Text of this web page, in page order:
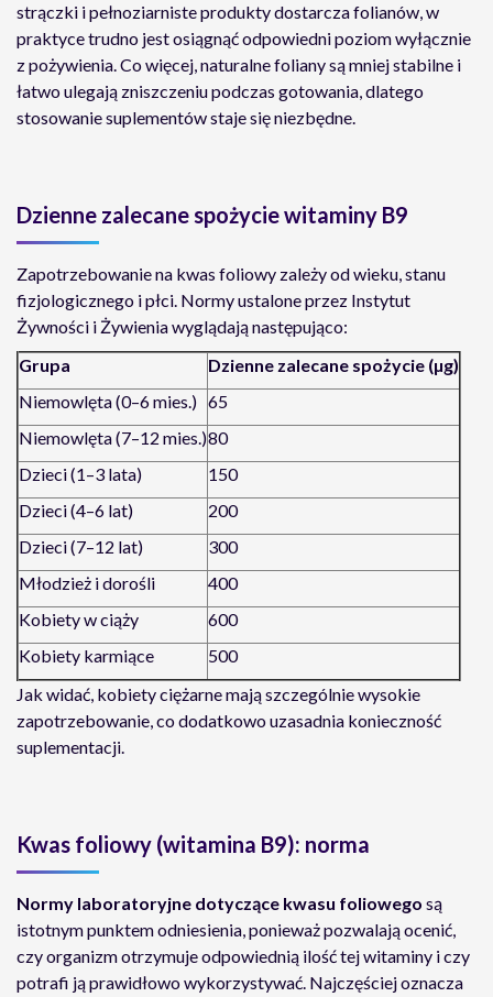
strączki i pełnoziarniste produkty dostarcza folianów, w
praktyce trudno jest osiągnąć odpowiedni poziom wyłącznie
z pożywienia. Co więcej, naturalne foliany są mniej stabilne i
łatwo ulegają zniszczeniu podczas gotowania, dlatego
stosowanie suplementów staje się niezbędne.
Dzienne zalecane spożycie witaminy B9
Zapotrzebowanie na kwas foliowy zależy od wieku, stanu
fizjologicznego i płci. Normy ustalone przez Instytut
Żywności i Żywienia wyglądają następująco:
Grupa
Dzienne zalecane spożycie (µg)
Niemowlęta (0–6 mies.) 65
Niemowlęta (7–12 mies.)80
Dzieci (1–3 lata)
150
Dzieci (4–6 lat)
200
Dzieci (7–12 lat)
300
Młodzież i dorośli
400
Kobiety w ciąży
600
Kobiety karmiące
500
Jak widać, kobiety ciężarne mają szczególnie wysokie
zapotrzebowanie, co dodatkowo uzasadnia konieczność
suplementacji.
Kwas foliowy (witamina B9): norma
Normy laboratoryjne dotyczące kwasu foliowego są
istotnym punktem odniesienia, ponieważ pozwalają ocenić,
czy organizm otrzymuje odpowiednią ilość tej witaminy i czy
potrafi ją prawidłowo wykorzystywać. Najczęściej oznacza